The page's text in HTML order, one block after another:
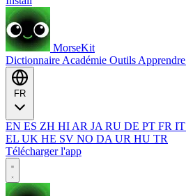
MorseKit
Dictionnaire Académie Outils Apprendre
EN ES ZH HI AR JA RU DE PT FR IT
EL UK HE SV NO DA UR HU TR
Télécharger l'app